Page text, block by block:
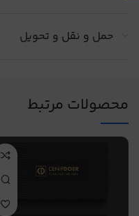
حمل و نقل و تحویل
محصولات مرتبط